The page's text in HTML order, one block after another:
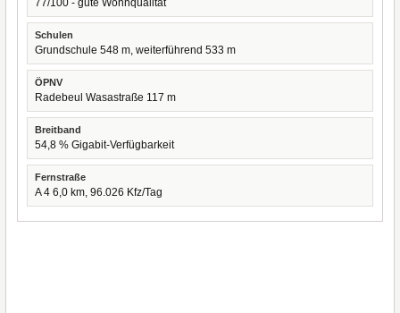
77/100 - gute Wohnqualität
Schulen
Grundschule 548 m, weiterführend 533 m
ÖPNV
Radebeul Wasastraße 117 m
Breitband
54,8 % Gigabit-Verfügbarkeit
Fernstraße
A 4 6,0 km, 96.026 Kfz/Tag